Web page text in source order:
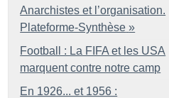
Anarchistes et l’organisation.
Plateforme-Synthèse »
Football : La FIFA et les USA
marquent contre notre camp
En 1926... et 1956 :